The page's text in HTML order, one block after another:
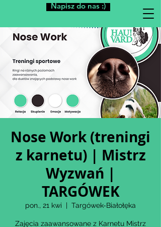
Napisz do nas :)
Nose Work (treningi
z karnetu) | Mistrz
Wyzwań |
TARGÓWEK
pon., 21 kwi
  |
Targówek-Białołęka
Zajęcia zaawansowane z Karnetu Mistrz